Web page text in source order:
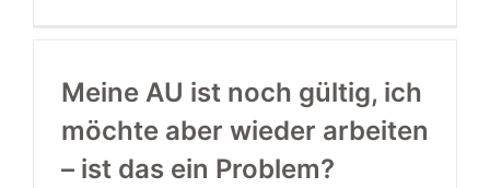
Meine AU ist noch gültig, ich
möchte aber wieder arbeiten
– ist das ein Problem?